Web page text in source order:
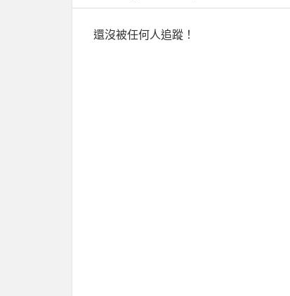
還沒被任何人追蹤！